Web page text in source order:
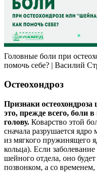
Головные боли при
помочь себе? | Василий
Остеохондроз
Признаки
это, прежде всего, боли
голову. Коварство этой
сначала разрушается
из мягкого пружинящего
кольца). Если
шейного отдела, оно
позвонком, а со временем,